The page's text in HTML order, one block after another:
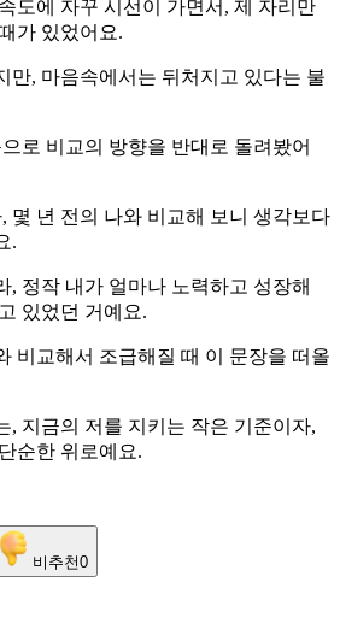
도에 자꾸 시선이 가면서, 제 자리만
가 있었어요.
만, 마음속에서는 뒤처지고 있다는 불
로 비교의 방향을 반대로 돌려봤어
몇 년 전의 나와 비교해 보니 생각보다
.
, 정작 내가 얼마나 노력하고 성장해
있었던 거예요.
비교해서 조급해질 때 이 문장을 떠올
, 지금의 저를 지키는 작은 기준이자,
순한 위로예요.
비추천0